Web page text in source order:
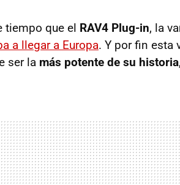
tiempo que el RAV4 Plug-in, la
a llegar a Europa. Y por fin esta
ser la más potente de su historia,